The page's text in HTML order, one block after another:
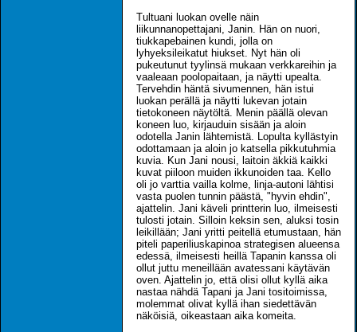
Tultuani luokan ovelle näin
liikunnanopettajani, Janin. Hän on nuori,
tiukkapebainen kundi, jolla on
lyhyeksileikatut hiukset. Nyt hän oli
pukeutunut tyylinsä mukaan verkkareihin ja
vaaleaan poolopaitaan, ja näytti upealta.
Tervehdin häntä sivumennen, hän istui
luokan perällä ja näytti lukevan jotain
tietokoneen näytöltä. Menin päällä olevan
koneen luo, kirjauduin sisään ja aloin
odotella Janin lähtemistä. Lopulta kyllästyin
odottamaan ja aloin jo katsella pikkutuhmia
kuvia. Kun Jani nousi, laitoin äkkiä kaikki
kuvat piiloon muiden ikkunoiden taa. Kello
oli jo varttia vailla kolme, linja-autoni lähtisi
vasta puolen tunnin päästä, "hyvin ehdin",
ajattelin. Jani käveli printterin luo, ilmeisesti
tulosti jotain. Silloin keksin sen, aluksi tosin
leikillään; Jani yritti peitellä etumustaan, hän
piteli paperiliuskapinoa strategisen alueensa
edessä, ilmeisesti heillä Tapanin kanssa oli
ollut juttu meneillään avatessani käytävän
oven. Ajattelin jo, että olisi ollut kyllä aika
nastaa nähdä Tapani ja Jani tositoimissa,
molemmat olivat kyllä ihan siedettävän
näköisiä, oikeastaan aika komeita.